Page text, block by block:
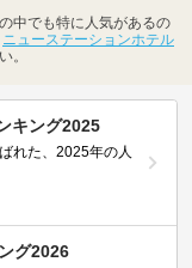
中でも特に人気があるの
ニューステーションホテル
。
キング2025
れた、2025年の人
グ2026